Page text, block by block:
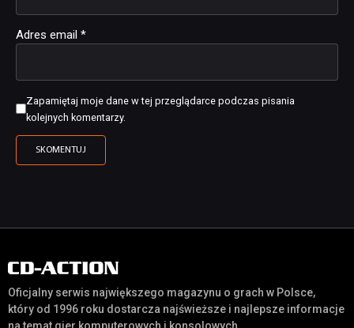
Adres email *
Zapamiętaj moje dane w tej przeglądarce podczas pisania
kolejnych komentarzy.
Oficjalny serwis największego magazynu o grach w Polsce,
który od 1996 roku dostarcza najświeższe i najlepsze informacje
na temat gier komputerowych i konsolowych.